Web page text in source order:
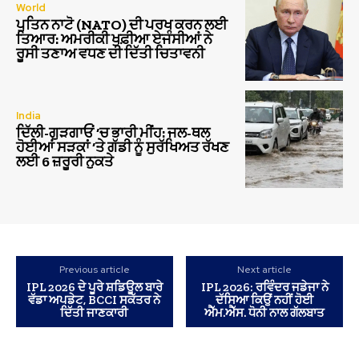
World
ਪੁਤਿਨ ਨਾਟੋ (NATO) ਦੀ ਪਰਖ ਕਰਨ ਲਈ
ਤਿਆਰ: ਅਮਰੀਕੀ ਖੁਫ਼ੀਆ ਏਜੰਸੀਆਂ ਨੇ
ਰੂਸੀ ਤਣਾਅ ਵਧਣ ਦੀ ਦਿੱਤੀ ਚਿਤਾਵਨੀ
India
ਦਿੱਲੀ-ਗੁੜਗਾਓਂ ‘ਚ ਭਾਰੀ ਮੀਂਹ: ਜਲ-ਥਲ
ਹੋਈਆਂ ਸੜਕਾਂ ‘ਤੇ ਗੱਡੀ ਨੂੰ ਸੁਰੱਖਿਅਤ ਰੱਖਣ
ਲਈ 6 ਜ਼ਰੂਰੀ ਨੁਕਤੇ
Previous article
IPL 2026 ਦੇ ਪੂਰੇ ਸ਼ਡਿਊਲ ਬਾਰੇ
ਵੱਡਾ ਅਪਡੇਟ, BCCI ਸਕੱਤਰ ਨੇ
ਦਿੱਤੀ ਜਾਣਕਾਰੀ
Next article
IPL 2026: ਰਵਿੰਦਰ ਜਡੇਜਾ ਨੇ
ਦੱਸਿਆ ਕਿਉਂ ਨਹੀਂ ਹੋਈ
ਐੱਮ.ਐੱਸ. ਧੋਨੀ ਨਾਲ ਗੱਲਬਾਤ